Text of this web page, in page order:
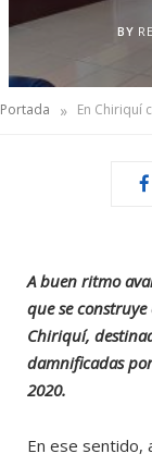
BY
Portada »
A buen ritmo
que se
Chiriquí,
damnificadas
2020.
En ese sentido,